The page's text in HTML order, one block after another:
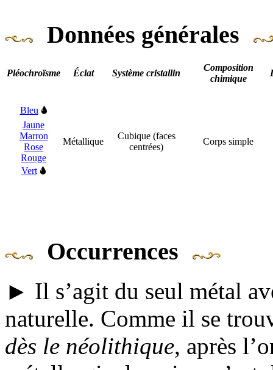
Données générales
Pléochroïsme Éclat Système cristallin
Composition
chimique
Bleu 🌢
Jaune
Marron
Rose
Rouge
Vert 🌢
Métallique
Cubique (faces
centrées)
Corps simple
Occurrences
► Il s’agit du seul métal
naturelle. Comme il se
dès le néolithique, après